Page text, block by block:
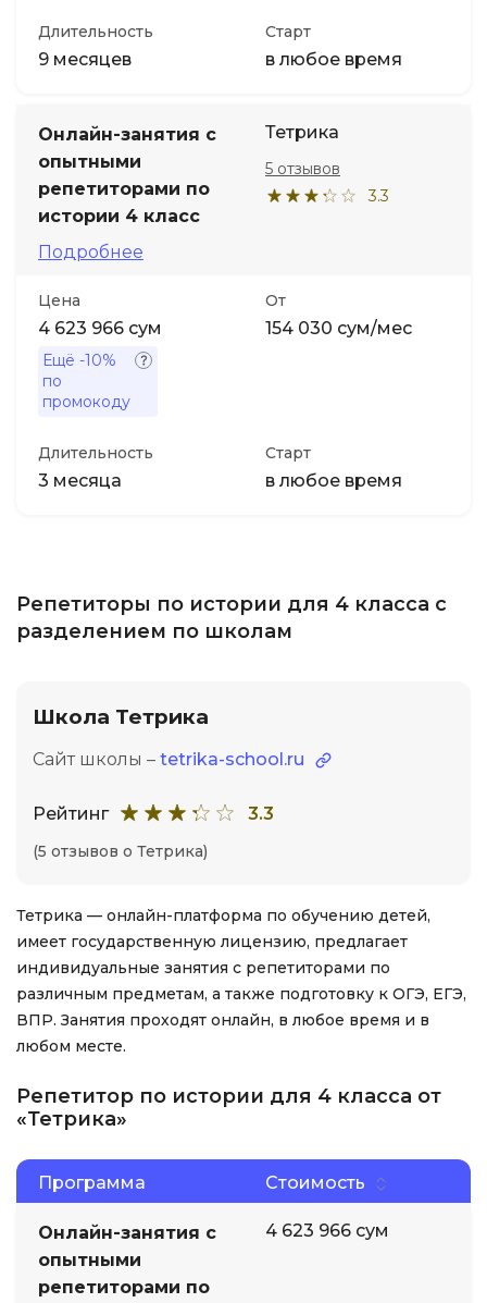
Длительность
9 месяцев
Старт
в любое время
Онлайн-занятия с
опытными
репетиторами по
истории 4 класс
Подробнее
Тетрика
3.3
5 отзывов
Цена
4 623 966 сум
Ещё -10%
по
промокоду
От
154 030 сум/мес
Длительность
3 месяца
Старт
в любое время
Репетиторы по истории для 4 класса с
разделением по школам
Школа Тетрика
Сайт школы – tetrika-school.ru
Рейтинг 3.3
(5 отзывов о Тетрика)
Тетрика — онлайн-платформа по обучению детей,
имеет государственную лицензию, предлагает
индивидуальные занятия с репетиторами по
различным предметам, а также подготовку к ОГЭ, ЕГЭ,
ВПР. Занятия проходят онлайн, в любое время и в
любом месте.
Репетитор по истории для 4 класса от
«Тетрика»
Программа Стоимость
Онлайн-занятия с
опытными
репетиторами по
4 623 966 сум
Детям